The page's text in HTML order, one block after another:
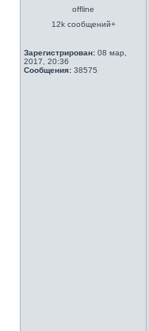
offline
12k сообщений+
Зарегистрирован: 08 мар,
2017, 20:36
Сообщения: 38575